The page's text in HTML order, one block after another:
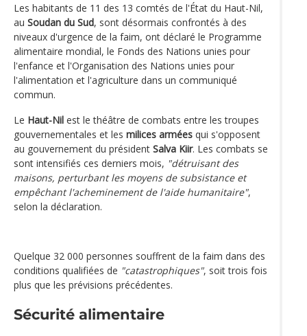
Les habitants de 11 des 13 comtés de l'État du Haut-Nil,
au Soudan du Sud, sont désormais confrontés à des
niveaux d'urgence de la faim, ont déclaré le Programme
alimentaire mondial, le Fonds des Nations unies pour
l'enfance et l'Organisation des Nations unies pour
l'alimentation et l'agriculture dans un communiqué
commun.
Le Haut-Nil est le théâtre de combats entre les troupes
gouvernementales et les milices armées qui s'opposent
au gouvernement du président Salva Kiir. Les combats se
sont intensifiés ces derniers mois, "détruisant des
maisons, perturbant les moyens de subsistance et
empêchant l'acheminement de l'aide humanitaire",
selon la déclaration.
Quelque 32 000 personnes souffrent de la faim dans des
conditions qualifiées de "catastrophiques", soit trois fois
plus que les prévisions précédentes.
Sécurité alimentaire